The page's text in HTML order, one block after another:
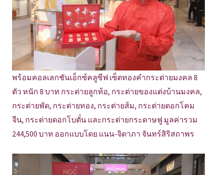
พร้อมคอลเลกชันเอ็กซ์คลูซีฟ เซ็ตทองคำกระต่ายมงคล 8
ตัว หนัก 8 บาท กระต่ายลูกท้อ, กระต่ายของแต่งบ้านมงคล,
กระต่ายพัด, กระต่ายทอง, กระต่ายส้ม, กระต่ายดอกโคม
จีน, กระต่ายดอกโบตั๋น และกระต่ายกระดาษฟู มูลค่ารวม
244,500 บาท ออกแบบโดย แนน-จิดาภา จันทร์สิริสถาพร